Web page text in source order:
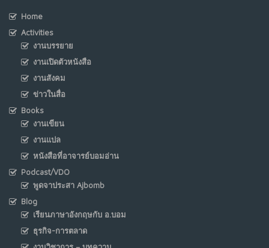
Home
Activities
งานบรรยาย
งานเปิดตัวหนังสือ
งานสังคม
ข่าวในสื่อ
Books
งานเขียน
งานแปล
หนังสือที่อาจารย์บอมอ่าน
Podcast/VDO
พูดจาประสา Ajbomb
Blog
เรียนภาษาอังกฤษกับ อ.บอม
ธุรกิจ-การตลาด